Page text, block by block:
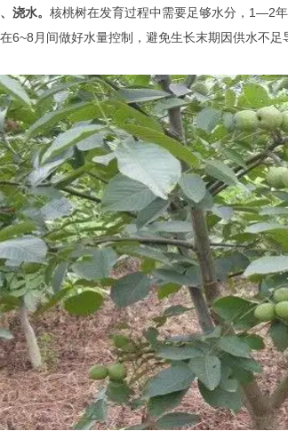
浇水。 核桃树在发育过程中需要足够水分，1—2
6~8月间做好水量控制，避免生长末期因供水不足